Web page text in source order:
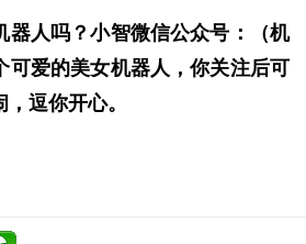
器人吗？小智微信公众号：（机
可爱的美女机器人，你关注后可
逗你开心。